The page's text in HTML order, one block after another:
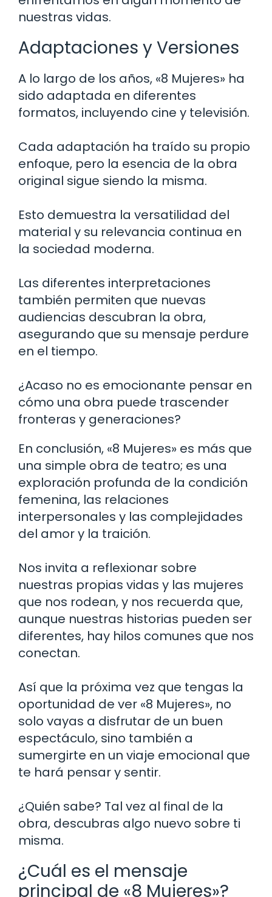
nuestras vidas.
Adaptaciones y Versiones
A lo largo de los años, «8 Mujeres» ha
sido adaptada en diferentes
formatos, incluyendo cine y televisión.
Cada adaptación ha traído su propio
enfoque, pero la esencia de la obra
original sigue siendo la misma.
Esto demuestra la versatilidad del
material y su relevancia continua en
la sociedad moderna.
Las diferentes interpretaciones
también permiten que nuevas
audiencias descubran la obra,
asegurando que su mensaje perdure
en el tiempo.
¿Acaso no es emocionante pensar en
cómo una obra puede trascender
fronteras y generaciones?
En conclusión, «8 Mujeres» es más que
una simple obra de teatro; es una
exploración profunda de la condición
femenina, las relaciones
interpersonales y las complejidades
del amor y la traición.
Nos invita a reflexionar sobre
nuestras propias vidas y las mujeres
que nos rodean, y nos recuerda que,
aunque nuestras historias pueden ser
diferentes, hay hilos comunes que nos
conectan.
Así que la próxima vez que tengas la
oportunidad de ver «8 Mujeres», no
solo vayas a disfrutar de un buen
espectáculo, sino también a
sumergirte en un viaje emocional que
te hará pensar y sentir.
¿Quién sabe? Tal vez al final de la
obra, descubras algo nuevo sobre ti
misma.
¿Cuál es el mensaje
principal de «8 Mujeres»?